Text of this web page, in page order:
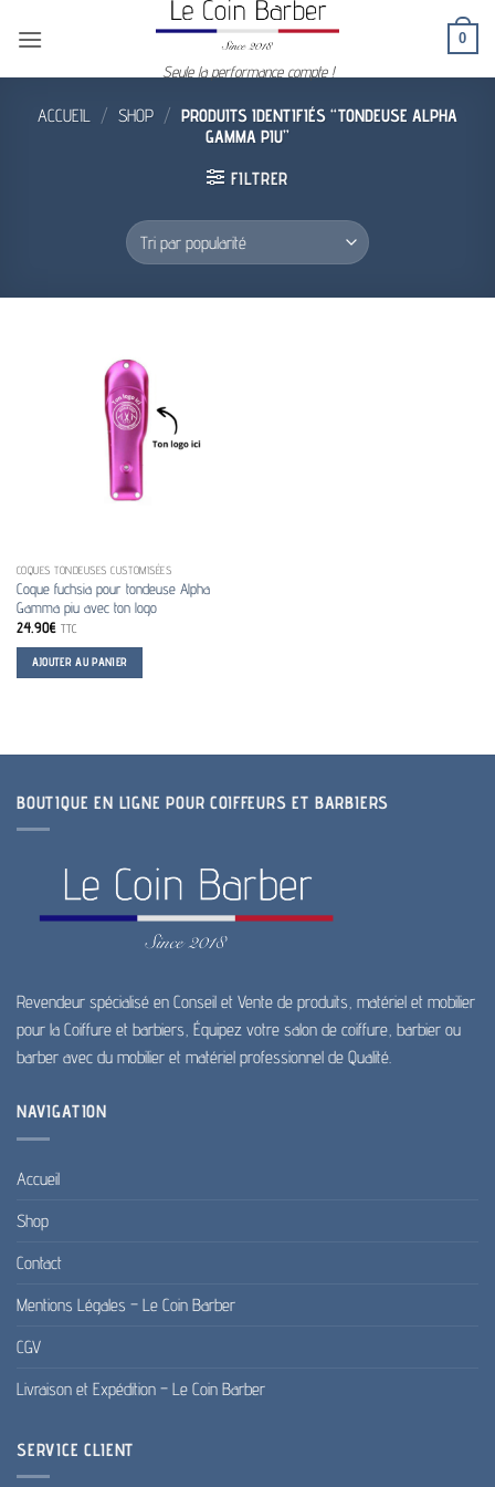
Seule la performance compte !
0
ACCUEIL / SHOP / PRODUITS IDENTIFIÉS “TONDEUSE ALPHA
GAMMA PIU”
FILTRER
COQUES TONDEUSES CUSTOMISÉES
Coque fuchsia pour tondeuse Alpha
Gamma piu avec ton logo
24.90€ TTC
AJOUTER AU PANIER
BOUTIQUE EN LIGNE POUR COIFFEURS ET BARBIERS
Revendeur spécialisé en Conseil et Vente de produits, matériel et mobilier
pour la Coiffure et barbiers, Équipez votre salon de coiffure, barbier ou
barber avec du mobilier et matériel professionnel de Qualité.
NAVIGATION
Accueil
Shop
Contact
Mentions Légales – Le Coin Barber
CGV
Livraison et Expédition – Le Coin Barber
SERVICE CLIENT